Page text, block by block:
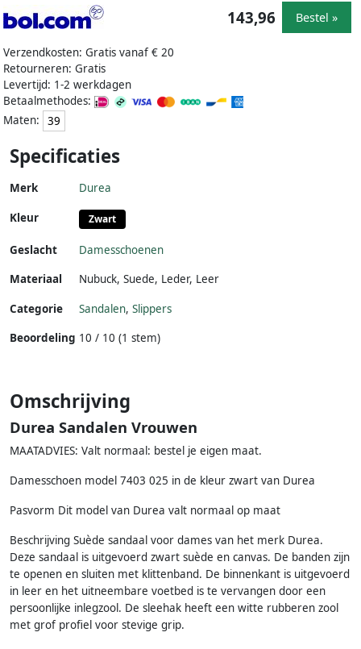
Verzendkosten: Gratis vanaf € 20
Retourneren: Gratis
Levertijd: 1-2 werkdagen
Betaalmethodes:
Maten:
39
143,96 Bestel »
Specificaties
Merk Durea
Kleur Zwart
Geslacht
Damesschoenen
Materiaal
Nubuck, Suede, Leder, Leer
Categorie Sandalen, Slippers
Beoordeling 10 / 10 (1 stem)
Omschrijving
Durea Sandalen Vrouwen
MAATADVIES: Valt normaal: bestel je eigen maat.
Damesschoen model 7403 025 in de kleur zwart van Durea
Pasvorm Dit model van Durea valt normaal op maat
Beschrijving Suède sandaal voor dames van het merk Durea.
Deze sandaal is uitgevoerd zwart suède en canvas. De banden zijn
te openen en sluiten met klittenband. De binnenkant is uitgevoerd
in leer en het uitneembare voetbed is te vervangen door een
persoonlijke inlegzool. De sleehak heeft een witte rubberen zool
met grof profiel voor stevige grip.